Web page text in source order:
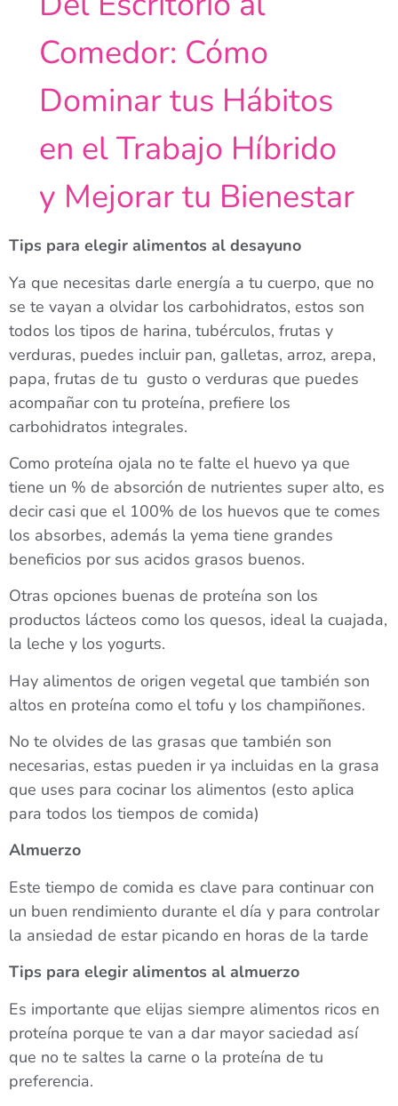
Comedor: Cómo
Dominar tus Hábitos
en el Trabajo Híbrido
y Mejorar tu Bienestar
Tips para elegir alimentos al desayuno
Ya que necesitas darle energía a tu cuerpo, que no
se te vayan a olvidar los carbohidratos, estos son
todos los tipos de harina, tubérculos, frutas y
verduras, puedes incluir pan, galletas, arroz, arepa,
papa, frutas de tu gusto o verduras que puedes
acompañar con tu proteína, prefiere los
carbohidratos integrales.
Como proteína ojala no te falte el huevo ya que
tiene un % de absorción de nutrientes super alto, es
decir casi que el 100% de los huevos que te comes
los absorbes, además la yema tiene grandes
beneficios por sus acidos grasos buenos.
Otras opciones buenas de proteína son los
productos lácteos como los quesos, ideal la cuajada,
la leche y los yogurts.
Hay alimentos de origen vegetal que también son
altos en proteína como el tofu y los champiñones.
No te olvides de las grasas que también son
necesarias, estas pueden ir ya incluidas en la grasa
que uses para cocinar los alimentos (esto aplica
para todos los tiempos de comida)
Almuerzo
Este tiempo de comida es clave para continuar con
un buen rendimiento durante el día y para controlar
la ansiedad de estar picando en horas de la tarde
Tips para elegir alimentos al almuerzo
Es importante que elijas siempre alimentos ricos en
proteína porque te van a dar mayor saciedad así
que no te saltes la carne o la proteína de tu
preferencia.